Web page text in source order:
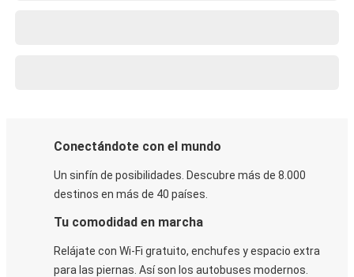
Conectándote con el mundo
Un sinfín de posibilidades. Descubre más de 8.000
destinos en más de 40 países.
Tu comodidad en marcha
Relájate con Wi-Fi gratuito, enchufes y espacio extra
para las piernas. Así son los autobuses modernos.